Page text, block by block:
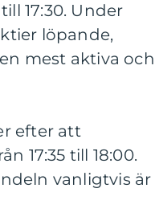
17:30. Under
löpande,
mest aktiva och
efter att
17:35 till 18:00.
vanligtvis är